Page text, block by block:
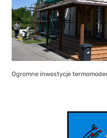
Ogromne inwestycje